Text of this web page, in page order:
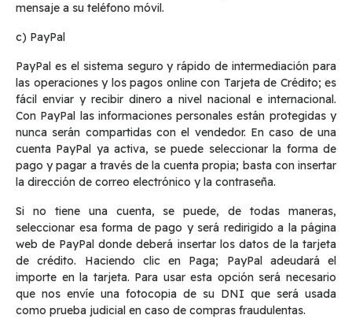
mensaje a su teléfono móvil.
c) PayPal
PayPal es el sistema seguro y rápido de intermediación para
las operaciones y los pagos online con Tarjeta de Crédito; es
fácil enviar y recibir dinero a nivel nacional e internacional.
Con PayPal las informaciones personales están protegidas y
nunca serán compartidas con el vendedor. En caso de una
cuenta PayPal ya activa, se puede seleccionar la forma de
pago y pagar a través de la cuenta propia; basta con insertar
la dirección de correo electrónico y la contraseña.
Si no tiene una cuenta, se puede, de todas maneras,
seleccionar esa forma de pago y será redirigido a la página
web de PayPal donde deberá insertar los datos de la tarjeta
de crédito. Haciendo clic en Paga; PayPal adeudará el
importe en la tarjeta. Para usar esta opción será necesario
que nos envíe una fotocopia de su DNI que será usada
como prueba judicial en caso de compras fraudulentas.